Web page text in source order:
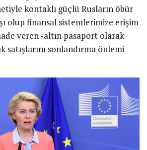
kontaklı güçlü Rusların öbür
olup finansal sistemlerimize erişim
veren -altın pasaport olarak
satışlarını sonlandırma önlemi